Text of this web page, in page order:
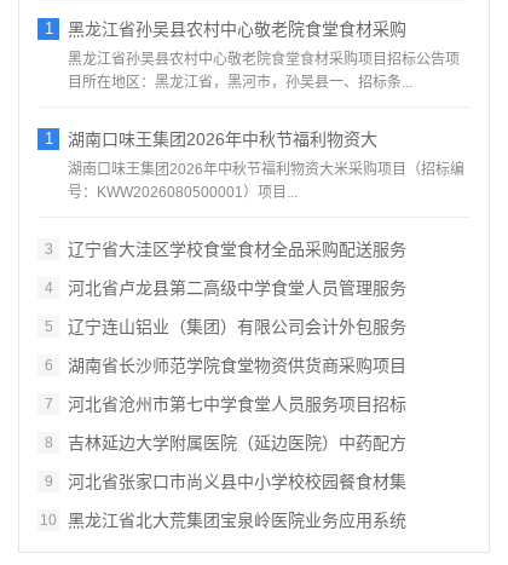
1 黑龙江省孙吴县农村中心敬老院食堂食材采购
黑龙江省孙吴县农村中心敬老院食堂食材采购项目招标公告项
目所在地区：黑龙江省，黑河市，孙吴县一、招标条...
1 湖南口味王集团2026年中秋节福利物资大
湖南口味王集团2026年中秋节福利物资大米采购项目（招标编
号：KWW2026080500001）项目...
3 辽宁省大洼区学校食堂食材全品采购配送服务
4 河北省卢龙县第二高级中学食堂人员管理服务
5 辽宁连山铝业（集团）有限公司会计外包服务
6 湖南省长沙师范学院食堂物资供货商采购项目
7 河北省沧州市第七中学食堂人员服务项目招标
8 吉林延边大学附属医院（延边医院）中药配方
9 河北省张家口市尚义县中小学校校园餐食材集
10 黑龙江省北大荒集团宝泉岭医院业务应用系统